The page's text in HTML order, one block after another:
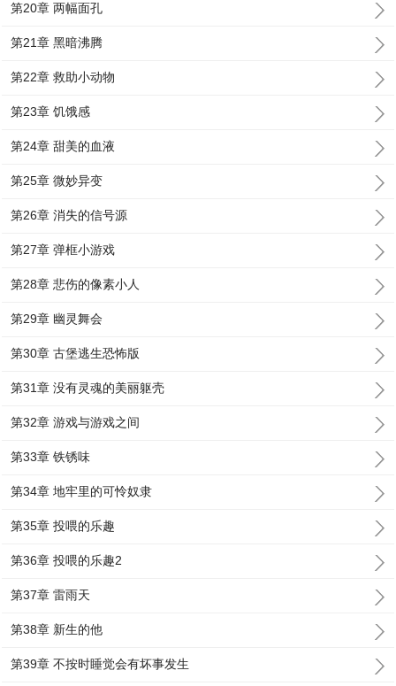
第20章 两幅面孔
第21章 黑暗沸腾
第22章 救助小动物
第23章 饥饿感
第24章 甜美的血液
第25章 微妙异变
第26章 消失的信号源
第27章 弹框小游戏
第28章 悲伤的像素小人
第29章 幽灵舞会
第30章 古堡逃生恐怖版
第31章 没有灵魂的美丽躯壳
第32章 游戏与游戏之间
第33章 铁锈味
第34章 地牢里的可怜奴隶
第35章 投喂的乐趣
第36章 投喂的乐趣2
第37章 雷雨天
第38章 新生的他
第39章 不按时睡觉会有坏事发生